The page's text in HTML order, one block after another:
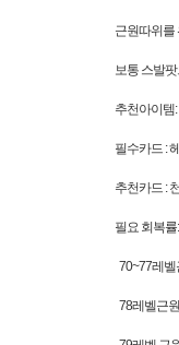
근원따위를
보통 스발
추천아이템
필수카드 :
추천카드 :
필요 회복률:
70~77레벨
78레벨근